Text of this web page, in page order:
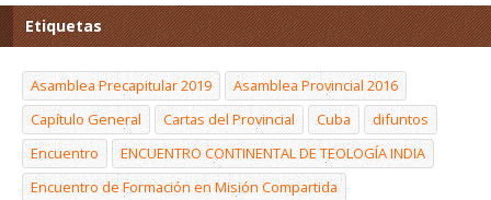
Etiquetas
Asamblea Precapitular 2019
Asamblea Provincial 2016
Capítulo General
Cartas del Provincial Cuba
difuntos
Encuentro
ENCUENTRO CONTINENTAL DE TEOLOGÍA INDIA
Encuentro de Formación en Misión Compartida